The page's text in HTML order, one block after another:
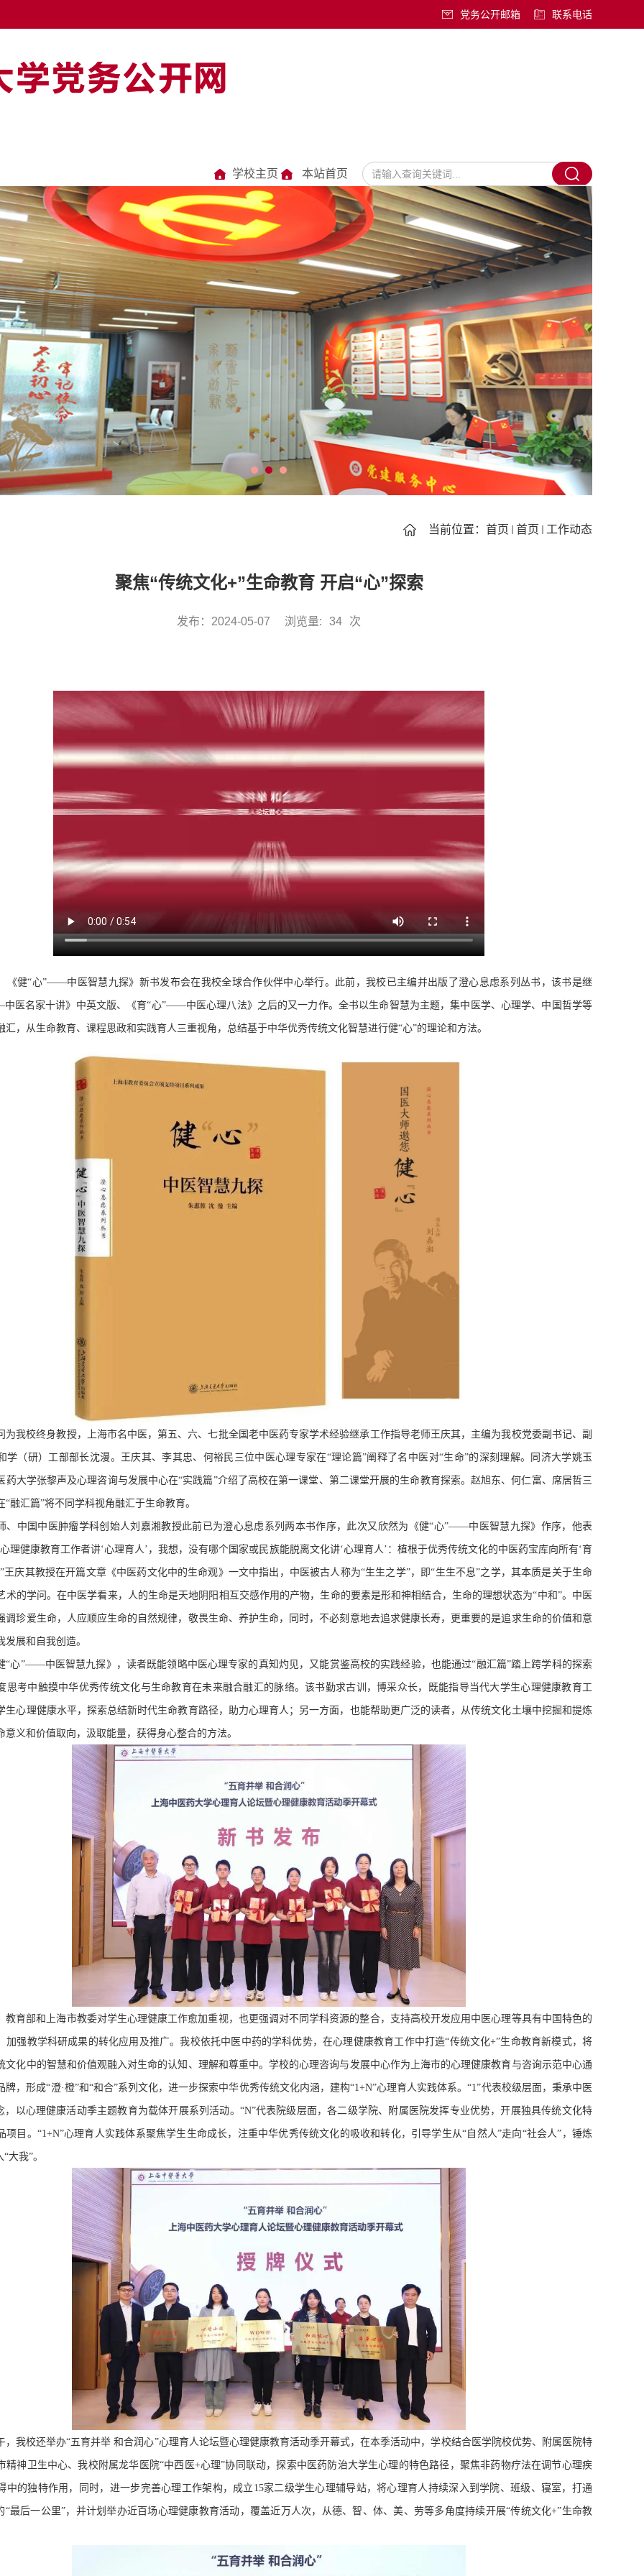
党务公开邮箱 联系电话
学校主页 本站首页
当前位置： 首页 首页 工作动态
聚焦“传统文化+”生命教育 开启“心”探索
发布：2024-05-07 浏览量: 34 次
《健“心”——中医智慧九探》新书发布会在我校全球合作伙伴中心举行。此前，我校已主编并出版了澄心息虑系列丛书，该书是继
医名家十讲》中英文版、《育“心”——中医心理八法》之后的又一力作。全书以生命智慧为主题，集中医学、心理学、中国哲学等
汇，从生命教育、课程思政和实践育人三重视角，总结基于中华优秀传统文化智慧进行健“心”的理论和方法。
为我校终身教授，上海市名中医，第五、六、七批全国老中医药专家学术经验继承工作指导老师王庆其，主编为我校党委副书记、副
学（研）工部部长沈漫。王庆其、李其忠、何裕民三位中医心理专家在“理论篇”阐释了名中医对“生命”的深刻理解。同济大学姚玉
药大学张黎声及心理咨询与发展中心在“实践篇”介绍了高校在第一课堂、第二课堂开展的生命教育探索。赵旭东、何仁富、席居哲三
“融汇篇”将不同学科视角融汇于生命教育。
、中国中医肿瘤学科创始人刘嘉湘教授此前已为澄心息虑系列两本书作序，此次又欣然为《健“心”——中医智慧九探》作序，他表
理健康教育工作者讲‘心理育人’，我想，没有哪个国家或民族能脱离文化讲‘心理育人’：植根于优秀传统文化的中医药宝库向所有‘育
王庆其教授在开篇文章《中医药文化中的生命观》一文中指出，中医被古人称为“生生之学”，即“生生不息”之学，其本质是关于生命
术的学问。在中医学看来，人的生命是天地阴阳相互交感作用的产物，生命的要素是形和神相结合，生命的理想状态为“中和”。中医
调珍爱生命，人应顺应生命的自然规律，敬畏生命、养护生命，同时，不必刻意地去追求健康长寿，更重要的是追求生命的价值和意
发展和自我创造。
“心”——中医智慧九探》，读者既能领略中医心理专家的真知灼见，又能赏鉴高校的实践经验，也能通过“融汇篇”踏上跨学科的探索
思考中触摸中华优秀传统文化与生命教育在未来融合融汇的脉络。该书勤求古训，博采众长，既能指导当代大学生心理健康教育工
生心理健康水平，探索总结新时代生命教育路径，助力心理育人；另一方面，也能帮助更广泛的读者，从传统文化土壤中挖掘和提炼
意义和价值取向，汲取能量，获得身心整合的方法。
教育部和上海市教委对学生心理健康工作愈加重视，也更强调对不同学科资源的整合，支持高校开发应用中医心理等具有中国特色的
加强教学科研成果的转化应用及推广。我校依托中医中药的学科优势，在心理健康教育工作中打造“传统文化+”生命教育新模式，将
文化中的智慧和价值观融入对生命的认知、理解和尊重中。学校的心理咨询与发展中心作为上海市的心理健康教育与咨询示范中心通
牌，形成“澄·橙”和“和合”系列文化，进一步探索中华优秀传统文化内涵，建构“1+N”心理育人实践体系。“1”代表校级层面，秉承中医
，以心理健康活动季主题教育为载体开展系列活动。“N”代表院级层面，各二级学院、附属医院发挥专业优势，开展独具传统文化特
项目。“1+N”心理育人实践体系聚焦学生生命成长，注重中华优秀传统文化的吸收和转化，引导学生从“自然人”走向“社会人”，锤炼
大我”。
，我校还举办“五育并举 和合润心”心理育人论坛暨心理健康教育活动季开幕式，在本季活动中，学校结合医学院校优势、附属医院特
精神卫生中心、我校附属龙华医院“中西医+心理”协同联动，探索中医药防治大学生心理的特色路径，聚焦非药物疗法在调节心理疾
中的独特作用，同时，进一步完善心理工作架构，成立 15家二级学生心理辅导站，将心理育人持续深入到学院、班级、寝室，打通
“最后一公里”，并计划举办近百场心理健康教育活动，覆盖近万人次，从德、智、体、美、劳等多角度持续开展“传统文化+”生命教